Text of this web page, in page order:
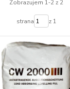
Zobrazujem 1-2 z 2
strana z 1